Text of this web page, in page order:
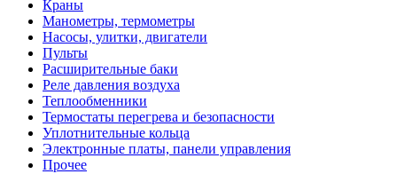
Краны
Манометры, термометры
Насосы, улитки, двигатели
Пульты
Расширительные баки
Реле давления воздуха
Теплообменники
Термостаты перегрева и безопасности
Уплотнительные кольца
Электронные платы, панели управления
Прочее